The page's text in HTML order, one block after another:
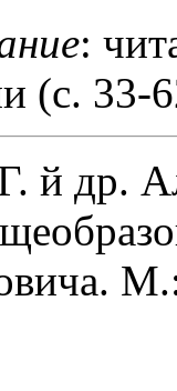
:
(с. 33-
й др.